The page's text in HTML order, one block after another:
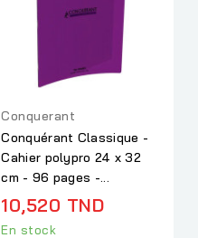
Conquerant
Conquérant Classique -
Cahier polypro 24 x 32
cm - 96 pages -...
10,520 TND
En stock